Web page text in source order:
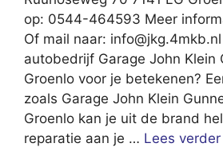
op: 0544-464593 Meer
Of mail naar: info@jkg.4mkb.nl
autobedrijf Garage John Klein
Groenlo voor je betekenen?
zoals Garage John Klein
Groenlo kan je uit de brand
reparatie aan je … Lees verder